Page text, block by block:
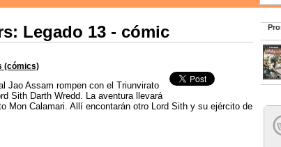
Legado 13 - cómic
(cómics)
Jao Assam rompen con el Triunvirato
Sith Darth Wredd. La aventura llevará
Mon Calamari. Allí encontarán otro Lord Sith y su ejército de